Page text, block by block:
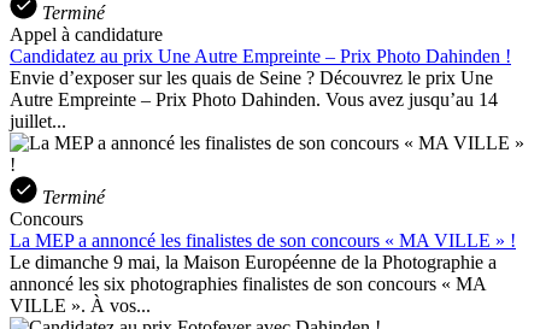
Terminé
Appel à candidature
Candidatez au prix Une Autre Empreinte – Prix Photo Dahinden !
Envie d’exposer sur les quais de Seine ? Découvrez le prix Une
Autre Empreinte – Prix Photo Dahinden. Vous avez jusqu’au 14
juillet...
Terminé
Concours
La MEP a annoncé les finalistes de son concours « MA VILLE » !
Le dimanche 9 mai, la Maison Européenne de la Photographie a
annoncé les six photographies finalistes de son concours « MA
VILLE ». À vos...